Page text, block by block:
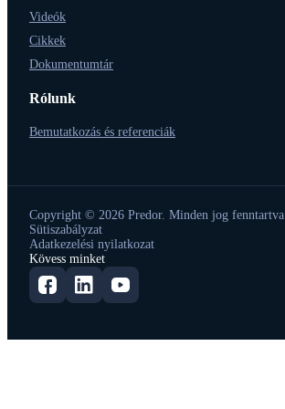
Videók
Cikkek
Dokumentumtár
Rólunk
Bemutatkozás és referenciák
Copyright © 2026 Predor. Minden jog fenntartva
Sütiszabályzat
Adatkezelési nyilatkozat
Kövess minket